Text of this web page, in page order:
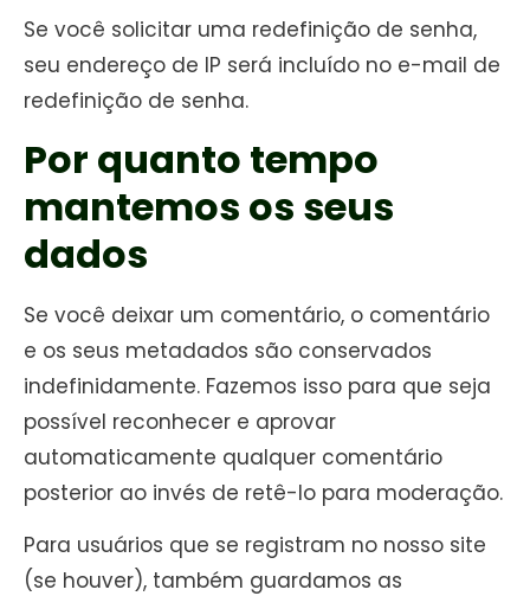
Se você solicitar uma redefinição de senha,
seu endereço de IP será incluído no e-mail de
redefinição de senha.
Por quanto tempo
mantemos os seus
dados
Se você deixar um comentário, o comentário
e os seus metadados são conservados
indefinidamente. Fazemos isso para que seja
possível reconhecer e aprovar
automaticamente qualquer comentário
posterior ao invés de retê-lo para moderação.
Para usuários que se registram no nosso site
(se houver), também guardamos as